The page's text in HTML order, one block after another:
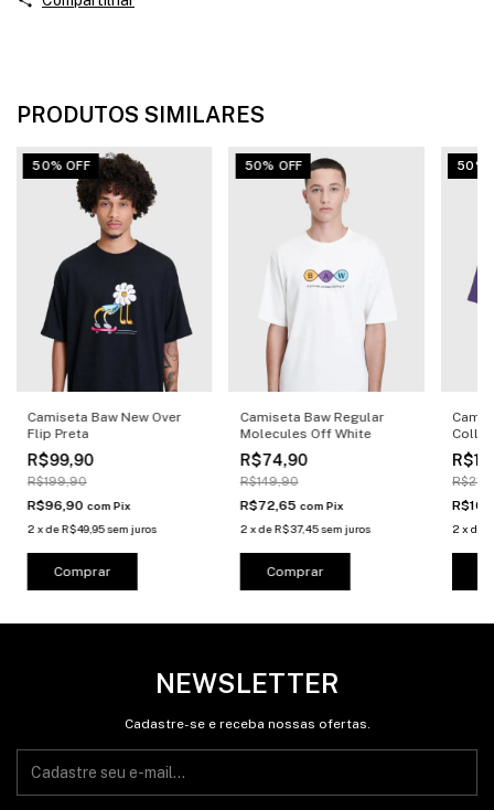
PRODUTOS SIMILARES
Camiseta Baw New Over
Flip Preta
R$99,90
50% OFF
R$199,90
R$96,90 com Pix
2 xdeR$49,95sem juros
Comprar
Camiseta Baw Regular
Molecules Off White
R$74,90
50% OFF
R$149,90
R$72,65 com Pix
2 xdeR$37,45 sem juros
Comprar
50%
2 x de
NEWSLETTER
Cadastre-se e receba nossas ofertas.